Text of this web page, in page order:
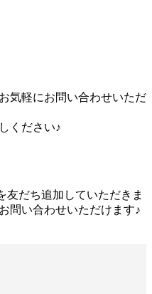
気軽にお問い合わせいただ
ください♪
友だち追加していただきま
問い合わせいただけます♪